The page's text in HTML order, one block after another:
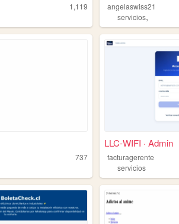
1,119
angelaswiss21
servicios,
737
LLC-WIFI · Admin
facturagerente
servicios